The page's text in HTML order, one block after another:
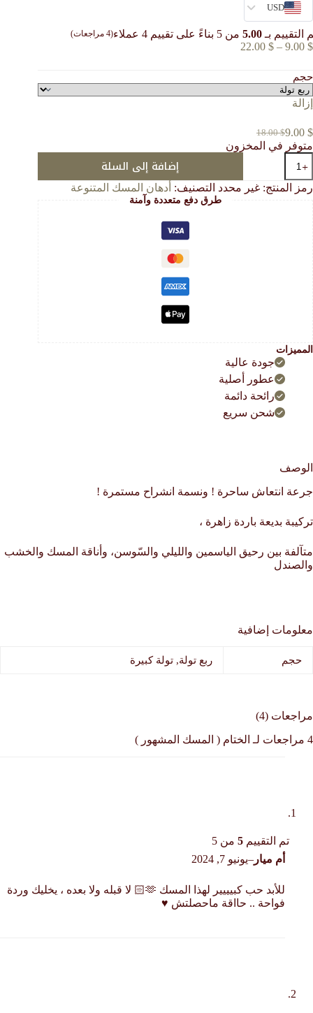
USD
التقييم بـ 5.00من 5 بناءً على تقييم 4عملاء(
4مراجعات)
9.00 $
–
22.00 $
خلال
حجم
إزالة
18.00$
السعر
الأصلي
18.00 $.
9.00 $
السعر
الحالي
9.00 $.
متوفر في المخزون
الختام
(
المسك
إضافة إلى السلة
رمز المنتج: غير محدد التصنيف: أدهان المسك المتنوعة
طرق دفع متعددة وآمنة
المميزات
جودة عالية
عطور أصلية
رائحة دائمة
شحن سريع
الوصف
جرعة انتعاش ساحرة ! ونسمة انشراح مستمرة !
تركيبة بديعة باردة زاهرة ،
متآلفة بين رحيق الياسمين والليلي والسّوسن، وأناقة المسك والخشب
والصندل
معلومات إضافية
حجم ربع تولة, تولة كبيرة
مراجعات (4)
4 مراجعات لـ
الختام ( المسك المشهور )
تم التقييم 5من 5
أم ميار –يونيو 7, 2024
للأبد حب كبيييير لهذا المسك 🫶🏻 لا قبله ولا بعده ، يخليك وردة
فواحة .. حااقة ماحصلتش ♥️